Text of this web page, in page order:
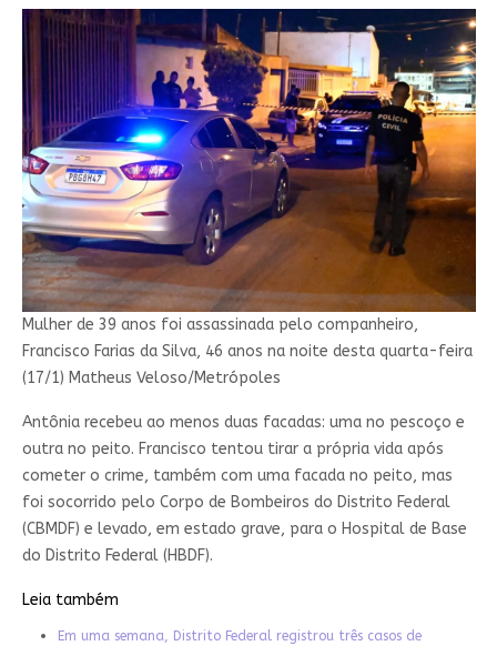
Mulher de 39 anos foi assassinada pelo companheiro,
Francisco Farias da Silva, 46 anos na noite desta quarta-feira
(17/1) Matheus Veloso/Metrópoles
Antônia recebeu ao menos duas facadas: uma no pescoço e
outra no peito. Francisco tentou tirar a própria vida após
cometer o crime, também com uma facada no peito, mas
foi socorrido pelo Corpo de Bombeiros do Distrito Federal
(CBMDF) e levado, em estado grave, para o Hospital de Base
do Distrito Federal (HBDF).
Leia também
Em uma semana, Distrito Federal registrou três casos de